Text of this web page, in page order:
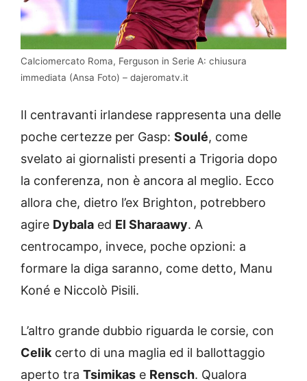
Calciomercato Roma, Ferguson in Serie A: chiusura
immediata (Ansa Foto) – dajeromatv.it
Il centravanti irlandese rappresenta una delle
poche certezze per Gasp: Soulé, come
svelato ai giornalisti presenti a Trigoria dopo
la conferenza, non è ancora al meglio. Ecco
allora che, dietro l’ex Brighton, potrebbero
agire Dybala ed El Sharaawy. A
centrocampo, invece, poche opzioni: a
formare la diga saranno, come detto, Manu
Koné e Niccolò Pisili.
L’altro grande dubbio riguarda le corsie, con
Celikcerto di una maglia ed il ballottaggio
aperto tra Tsimikas e Rensch. Qualora